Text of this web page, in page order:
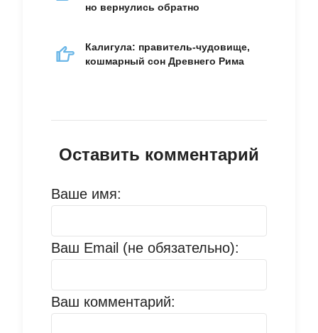
но вернулись обратно
Калигула: правитель-чудовище,
кошмарный сон Древнего Рима
Оставить комментарий
Ваше имя:
Ваш Email (не обязательно):
Ваш комментарий: